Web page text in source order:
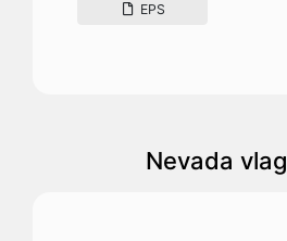
EPS
Nevada vlag